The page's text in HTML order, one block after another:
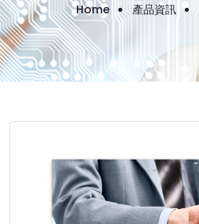
Home 產品資訊